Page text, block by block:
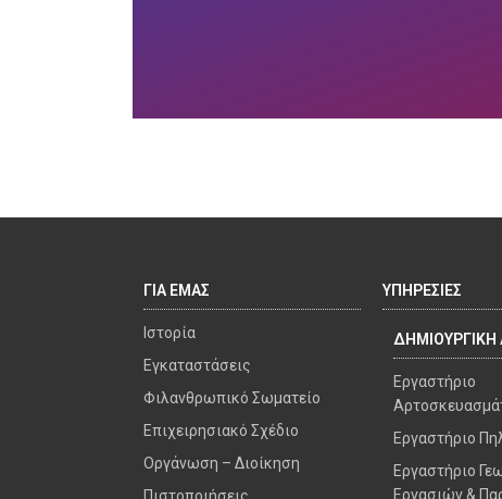
ΓΙΑ ΕΜΑΣ
Ιστορία
Εγκαταστάσεις
Φιλανθρωπικό Σωματείο
Επιχειρησιακό Σχέδιο
Οργάνωση – Διοίκηση
ΥΠΗΡΕΣΙΕΣ
Εργαστήριο
Εργαστήριο
Εργαστήριο
Εργασιών &